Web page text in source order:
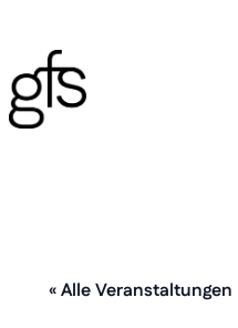
« Alle Veranstaltungen